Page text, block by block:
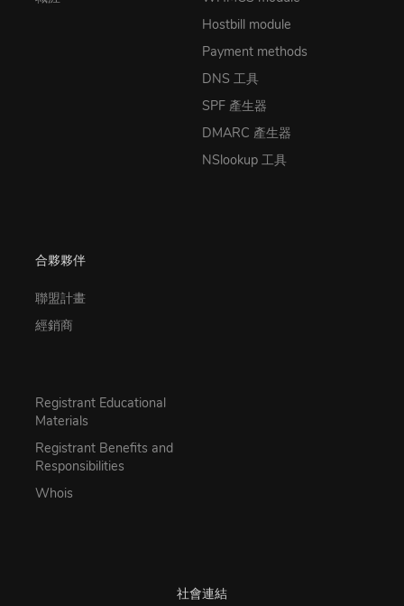
Hostbill module
Payment methods
DNS 工具
SPF 產生器
DMARC 產生器
NSlookup 工具
合夥夥伴
聯盟計畫
經銷商
Registrant Educational
Materials
Registrant Benefits and
Responsibilities
Whois
社會連結